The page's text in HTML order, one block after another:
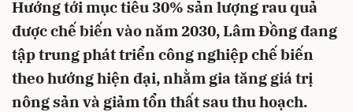
Hướng tới mục tiêu 30% sản lượng rau quả
được chế biến vào năm 2030, Lâm Đồng đang
tập trung phát triển công nghiệp chế biến
theo hướng hiện đại, nhằm gia tăng giá trị
nông sản và giảm tổn thất sau thu hoạch.
Hủy Gửi